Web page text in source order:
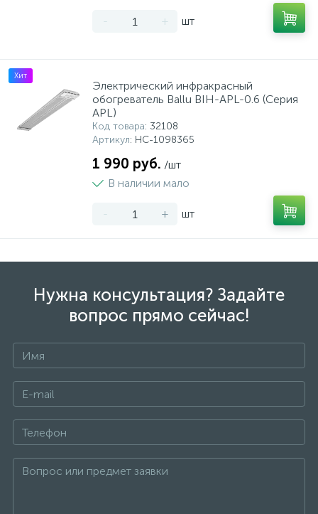
- + шт
Хит
Электрический инфракрасный
обогреватель Ballu BIH-APL-0.6 (Серия
APL)
Код товара: 32108
Артикул: НС-1098365
1 990 руб. /шт
В наличии мало
- + шт
Нужна консультация? Задайте
вопрос прямо сейчас!